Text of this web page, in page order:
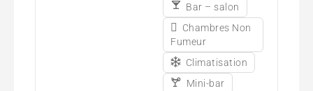
Bar – salon
Chambres Non
Fumeur
Climatisation
Mini-bar